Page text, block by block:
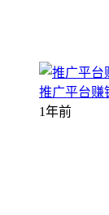
推广平台赚
1年前